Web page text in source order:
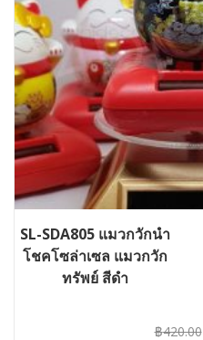
SL-SDA805 แมวกวักนำ
โชคโซล่าเซล แมวกวัก
ทรัพย์ สีดำ
฿420.00